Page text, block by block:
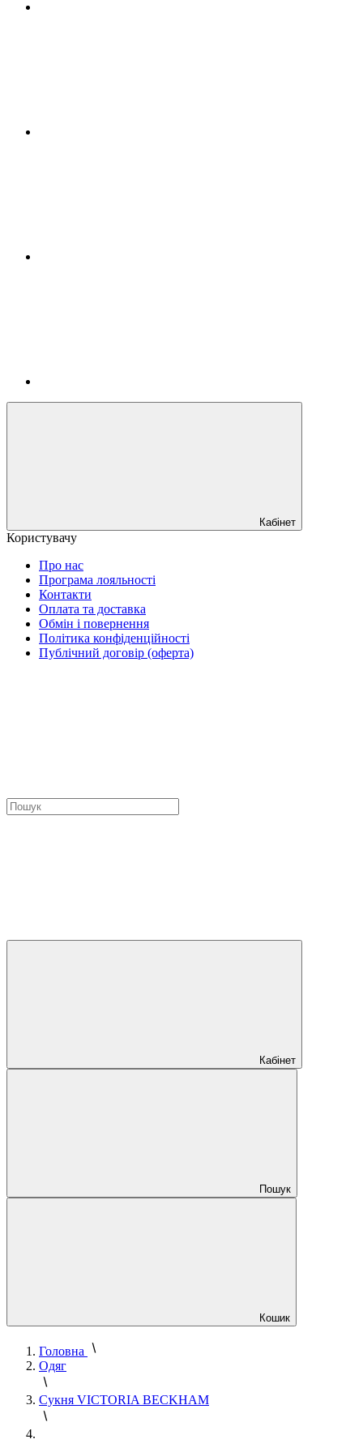
Кабінет
Користувачу
Про нас
Програма лояльності
Контакти
Оплата та доставка
Обмін і повернення
Політика конфіденційності
Публічний договір (оферта)
Кабінет
Пошук
Кошик
Головна
Одяг
Сукня VICTORIA BECKHAM